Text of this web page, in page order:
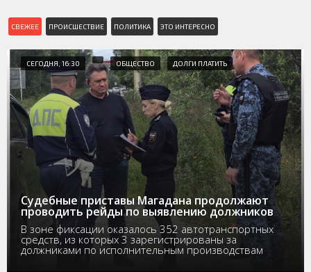
СВЕЖЕЕ ПРОИСШЕСТВИЕ ПОЛИТИКА ЭТО ИНТЕРЕСНО
СЕГОДНЯ, 16:30 ОБЩЕСТВО ДОЛГИ ПЛАТИТЬ
Судебные приставы Магадана продолжают
проводить рейды по выявлению должников
В зоне фиксации оказалось 352 автотранспортных
средств, из которых 3 зарегистрированы за
должниками по исполнительным производствам